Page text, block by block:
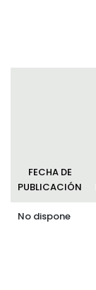
FECHA DE
PUBLICACIÓN
No dispone